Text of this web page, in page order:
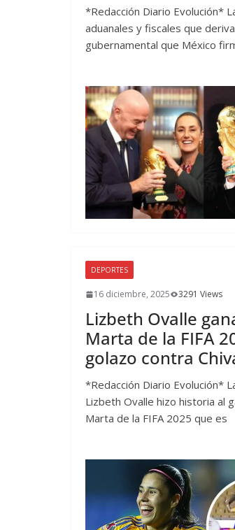
*Redacción Diario Evolución*
aduanales y fiscales que
gubernamental que México
DEPORTES
16 diciembre, 2025 3291 Views
Lizbeth Ovalle
Marta de la FIFA
golazo contra
*Redacción Diario Evolución*
Lizbeth Ovalle hizo historia al
Marta de la FIFA 2025 que es